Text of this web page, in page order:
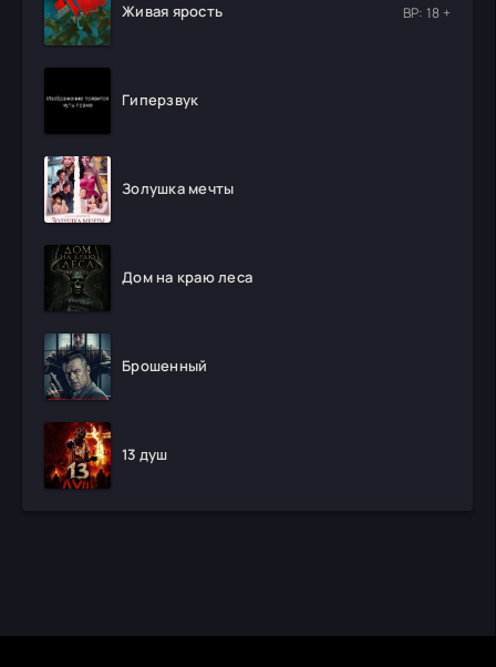
Живая ярость ВР: 18 +
Гиперзвук
Золушка мечты
Дом на краю леса
Брошенный
13 душ